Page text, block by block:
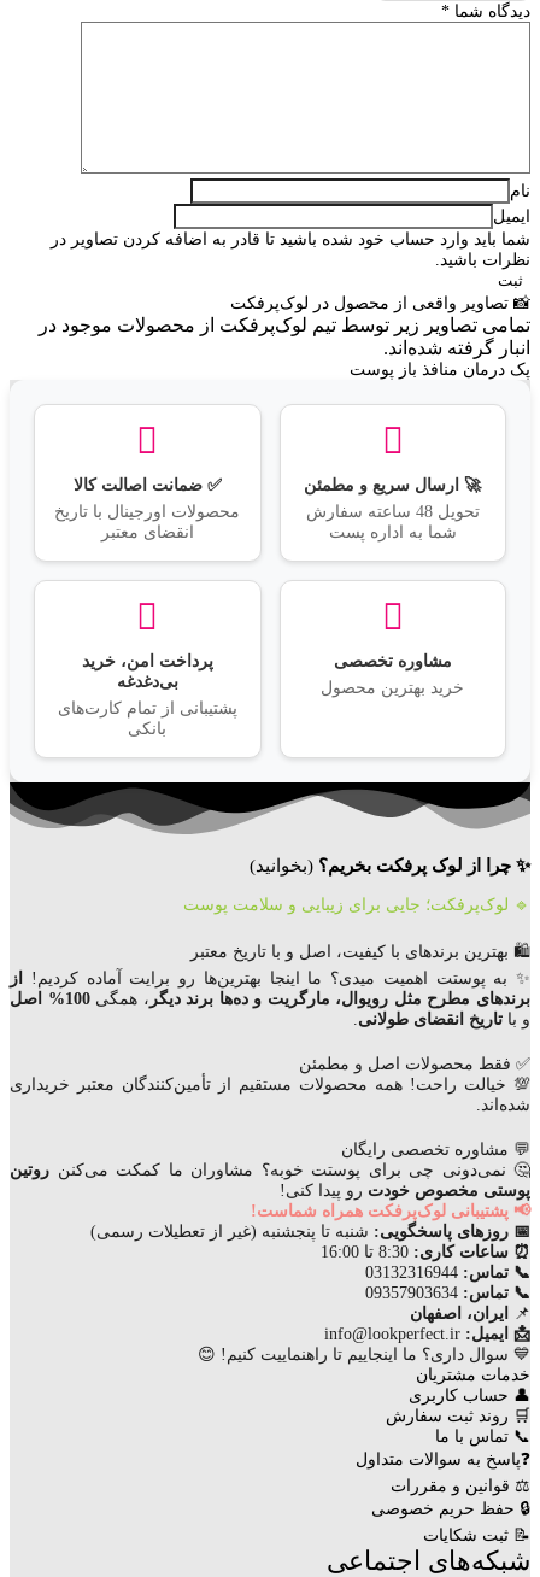
دیدگاه شما *
نام
ایمیل
شما باید وارد حساب خود شده باشید تا قادر به اضافه کردن تصاویر در
نظرات باشید.
📸 تصاویر واقعی از محصول در لوک‌پرفکت
تمامی تصاویر زیر توسط تیم لوک‌پرفکت از محصولات موجود در
انبار گرفته شده‌اند.
پک درمان منافذ باز پوست
🚀 ارسال سریع و مطمئن
تحویل 48 ساعته سفارش
شما به اداره پست
✅ ضمانت اصالت کالا
محصولات اورجینال با تاریخ
انقضای معتبر
مشاوره تخصصی
خرید بهترین محصول
پرداخت امن، خرید
بی‌دغدغه
پشتیبانی از تمام کارت‌های
بانکی
✨ چرا از لوک پرفکت بخریم؟ (بخوانید)
🔹 لوک‌پرفکت؛ جایی برای زیبایی و سلامت پوست
🛍️ بهترین برندهای با کیفیت، اصل و با تاریخ معتبر
✨ به پوستت اهمیت میدی؟ ما اینجا بهترین‌ها رو برایت آماده کردیم!
از
برندهای مطرح مثل رویوال، مارگریت و ده‌ها برند دیگر ، همگی100% اصل
و با تاریخ انقضای طولانی
✅ فقط محصولات اصل و مطمئن
💯 خیالت راحت! همه محصولات مستقیم از تأمین‌کنندگان معتبر خریداری
شده‌اند.
💬 مشاوره تخصصی رایگان
🤔 نمی‌دونی چی برای پوستت خوبه؟ مشاوران ما کمکت می‌کنن روتین
پوستی مخصوص خودت رو پیدا کنی!
📢 پشتیبانی لوک‌پرفکت همراه شماست!
📅 روزهای پاسخگویی: شنبه تا پنجشنبه (غیر از تعطیلات رسمی)
⏰ ساعات کاری:
📞 تماس:
📞 تماس:
📌
ایران، اصفهان
📩 ایمیل:
💙 سوال داری؟ ما اینجاییم تا راهنماییت کنیم! 😊
خدمات مشتریان
👤 حساب کاربری
🛒 روند ثبت سفارش
📞 تماس با ما
❓پاسخ به سوالات متداول
⚖ قوانین و مقررات
🔒 حفظ حریم خصوصی
📝 ثبت شکایات
شبکه‌های اجتماعی